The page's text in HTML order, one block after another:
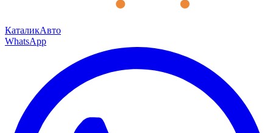
КаталикАвто
WhatsApp